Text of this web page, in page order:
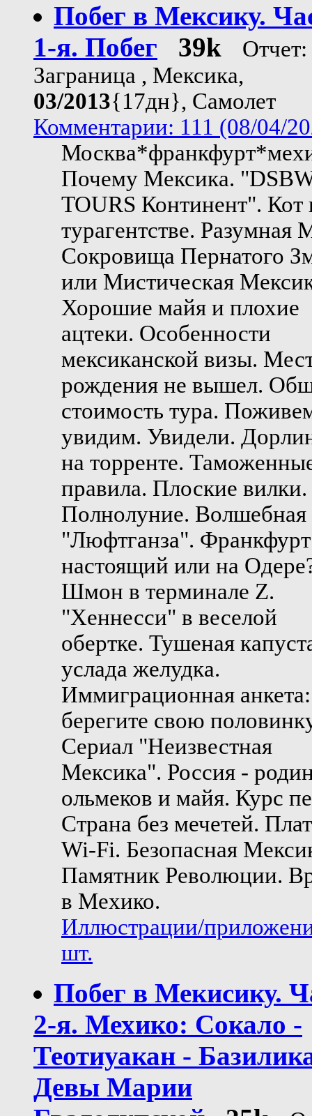
Побег в Мексику.
1-я. Побег
39k
Отчет:
Заграница , Мексика,
03/2013{17дн}, Самолет
Комментарии: 111 (08/04/
Почему Мексика.
TOURS Континент". Кот
турагентстве. Разумная
Сокровища Пернатого
или Мистическая
Хорошие майя и плохие
ацтеки. Особенности
мексиканской визы.
рождения не вышел.
стоимость тура.
увидим. Увидели.
на торренте.
правила. Плоские вилки.
Полнолуние. Волшебная
"Люфтганза". Франкфурт
настоящий или на
Шмон в терминале Z.
"Хеннесси" в веселой
обертке. Тушеная
услада желудка.
Иммиграционная анкета:
берегите свою
Сериал "Неизвестная
Мексика". Россия -
ольмеков и майя. Курс
Страна без мечетей.
Wi-Fi. Безопасная
Памятник Революции.
в Мехико.
Иллюстрации/
шт.
Побег в Мекисику.
2-я. Мехико: Сокало -
Теотиуакан -
Девы Марии